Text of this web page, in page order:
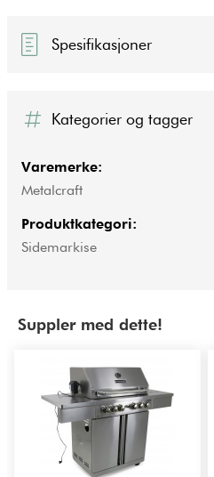
Spesifikasjoner
Kategorier og tagger
Varemerke:
Metalcraft
Produktkategori:
Sidemarkise
Suppler med dette!